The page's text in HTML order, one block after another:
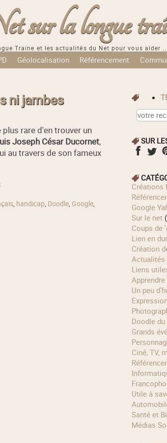
la longue
Traine et les actualités du Net pour vous aider ...
Géolocalisation Référencement
ni jambes
rare d'en trouver un
Joseph César Ducornet,
au travers de son fameux
, handicap, Doodle, Google,
SUR
Google
Sur le net
Coups de
Lien en dur
Création
Liens
Un peu
Doodle
Grands
Ciné, TV,
Utile à
Santé et
Médias